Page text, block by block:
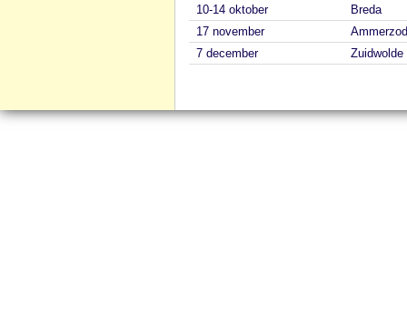
10-14 oktober
Breda
17 november
7 december
Zuidwolde